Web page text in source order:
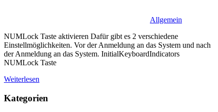
Allgemein
NUMLock Taste aktivieren Dafür gibt es 2 verschiedene
Einstellmöglichkeiten. Vor der Anmeldung an das System und nach
der Anmeldung an das System. InitialKeyboardIndicators
NUMLock Taste
Weiterlesen
Kategorien